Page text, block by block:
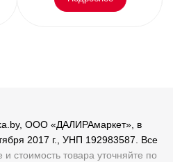
ООО «ДАЛИРАмаркет», в
2017 г., УНП 192983587. Все
и стоимость товара уточняйте по